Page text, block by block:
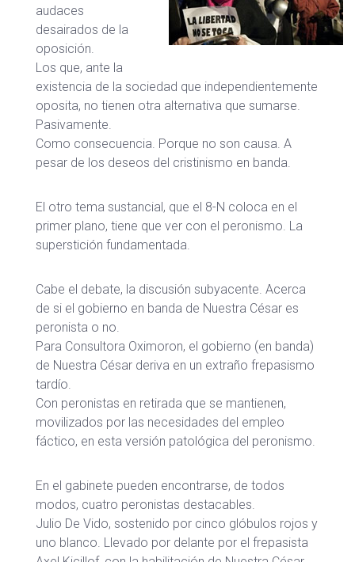
audaces
desairados de la
oposición.
Los que, ante la
existencia de la sociedad que independientemente
oposita, no tienen otra alternativa que sumarse.
Pasivamente.
Como consecuencia. Porque no son causa. A
pesar de los deseos del cristinismo en banda.
El otro tema sustancial, que el 8-N coloca en el
primer plano, tiene que ver con el peronismo. La
superstición fundamentada.
Cabe el debate, la discusión subyacente. Acerca
de si el gobierno en banda de Nuestra César es
peronista o no.
Para Consultora Oximoron, el gobierno (en banda)
de Nuestra César deriva en un extraño frepasismo
tardío.
Con peronistas en retirada que se mantienen,
movilizados por las necesidades del empleo
fáctico, en esta versión patológica del peronismo.
En el gabinete pueden encontrarse, de todos
modos, cuatro peronistas destacables.
Julio De Vido, sostenido por cinco glóbulos rojos y
uno blanco. Llevado por delante por el frepasista